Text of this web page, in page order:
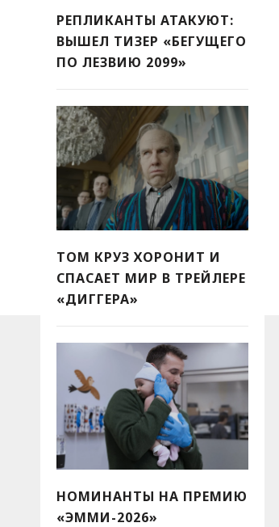
РЕПЛИКАНТЫ АТАКУЮТ:
ВЫШЕЛ ТИЗЕР «БЕГУЩЕГО
ПО ЛЕЗВИЮ 2099»
ТОМ КРУЗ ХОРОНИТ И
СПАСАЕТ МИР В ТРЕЙЛЕРЕ
«ДИГГЕРА»
НОМИНАНТЫ НА ПРЕМИЮ
«ЭММИ-2026»